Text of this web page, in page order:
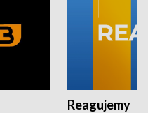
Reagujemy